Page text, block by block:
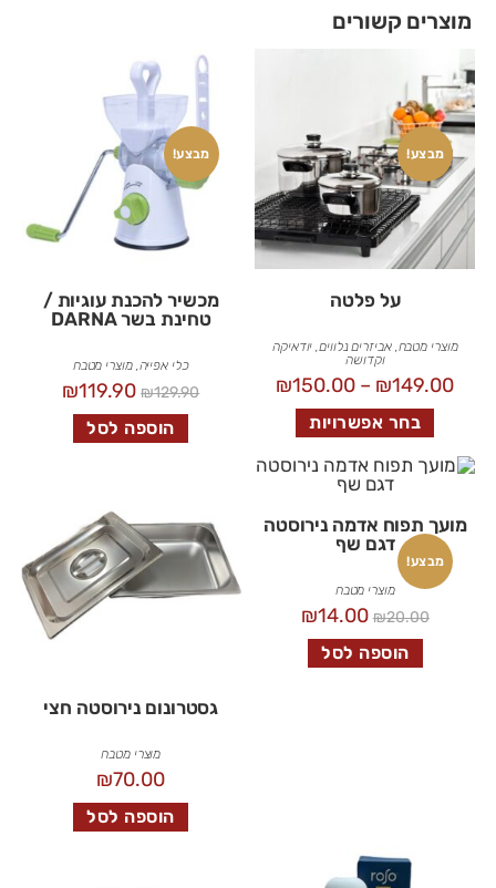
מוצרים קשורים
מבצע!
על פלטה
מוצרי מטבח,אביזרים נלווים, יודאיקה
וקדושה
₪149.00
–
₪150.00
בחר אפשרויות
מבצע!
מכשיר להכנת עוגיות /
טחינת בשר DARNA
כלי אפייה,מוצרי מטבח
₪129.90
₪119.90
הוספה לסל
מבצע!
מועך תפוח אדמה נירוסטה
דגם שף
מוצרי מטבח
₪20.00
₪14.00
הוספה לסל
גסטרונום נירוסטה חצי
מוצרי מטבח
₪70.00
הוספה לסל